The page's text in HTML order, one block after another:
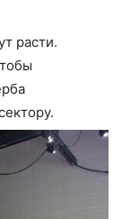
расти.